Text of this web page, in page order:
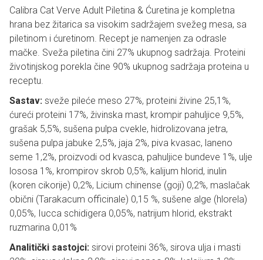
Calibra Cat Verve Adult Piletina & Ćuretina je kompletna
hrana bez žitarica sa visokim sadržajem svežeg mesa, sa
piletinom i ćuretinom. Recept je namenjen za odrasle
mačke. Sveža piletina čini 27% ukupnog sadržaja. Proteini
životinjskog porekla čine 90% ukupnog sadržaja proteina u
receptu.
Sastav: sveže pileće meso 27%, proteini živine 25,1%,
ćureći proteini 17%, živinska mast, krompir pahuljice 9,5%,
grašak 5,5%, sušena pulpa cvekle, hidrolizovana jetra,
sušena pulpa jabuke 2,5%, jaja 2%, piva kvasac, laneno
seme 1,2%, proizvodi od kvasca, pahuljice bundeve 1%, ulje
lososa 1%, krompirov skrob 0,5%, kalijum hlorid, inulin
(koren cikorije) 0,2%, Licium chinense (goji) 0,2%, maslačak
obični (Tarakacum officinale) 0,15 %, sušene alge (hlorela)
0,05%, Iucca schidigera 0,05%, natrijum hlorid, ekstrakt
ruzmarina 0,01%
Analitički sastojci: sirovi proteini 36%, sirova ulja i masti